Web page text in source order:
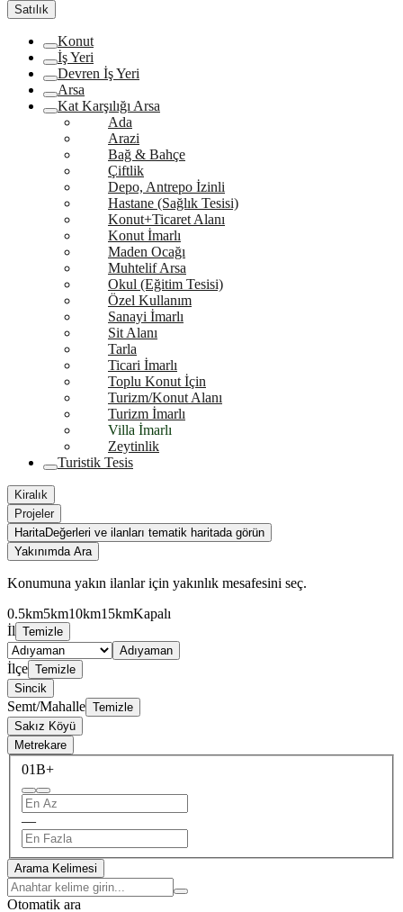
Satılık
Konut
İş Yeri
Devren İş Yeri
Arsa
Kat Karşılığı Arsa
Ada
Arazi
Bağ & Bahçe
Çiftlik
Depo, Antrepo İzinli
Hastane (Sağlık Tesisi)
Konut+Ticaret Alanı
Konut İmarlı
Maden Ocağı
Muhtelif Arsa
Okul (Eğitim Tesisi)
Özel Kullanım
Sanayi İmarlı
Sit Alanı
Tarla
Ticari İmarlı
Toplu Konut İçin
Turizm/Konut Alanı
Turizm İmarlı
Villa İmarlı
Zeytinlik
Turistik Tesis
Kiralık
Projeler
HaritaDeğerleri ve ilanları tematik haritada görün
Yakınımda Ara
Konumuna yakın ilanlar için yakınlık mesafesini seç.
0.5km5km10km15kmKapalı
İl Temizle
Adıyaman
İlçe Temizle
Sincik
Semt/Mahalle Temizle
Sakız Köyü
Metrekare
01B+
—
Arama Kelimesi
Otomatik ara